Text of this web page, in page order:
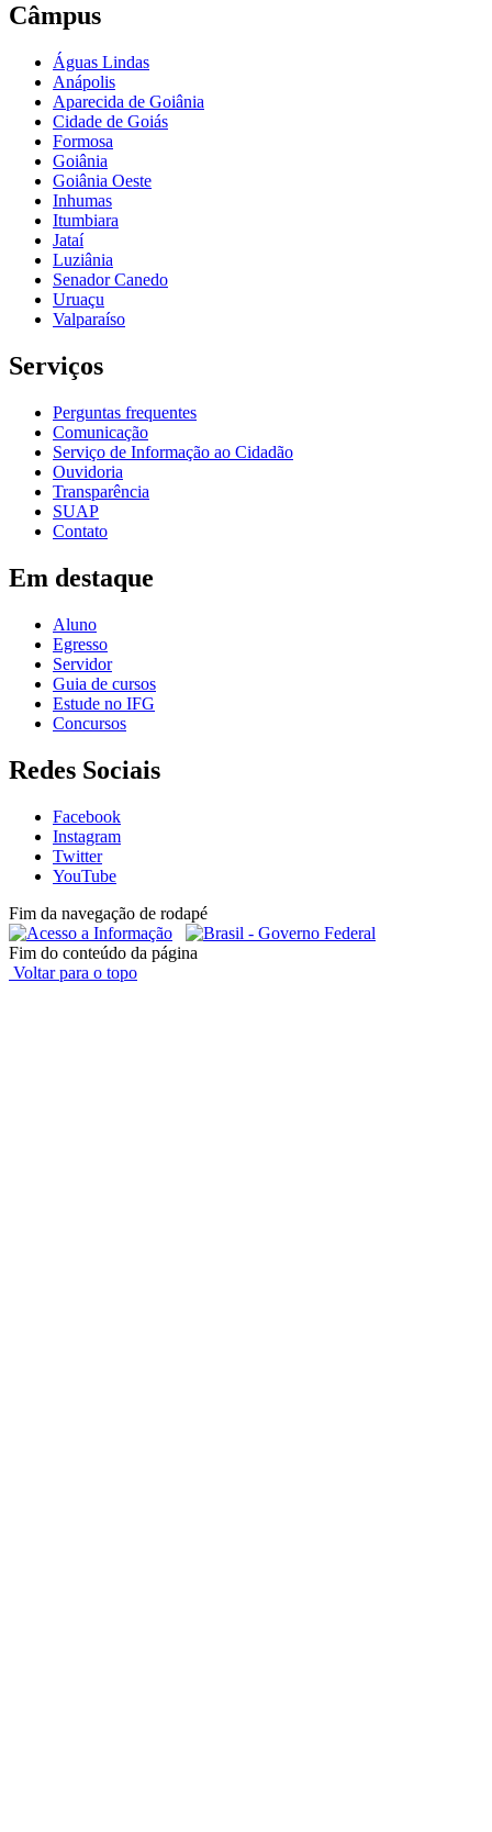
Câmpus
Águas Lindas
Anápolis
Aparecida de Goiânia
Cidade de Goiás
Formosa
Goiânia
Goiânia Oeste
Inhumas
Itumbiara
Jataí
Luziânia
Senador Canedo
Uruaçu
Valparaíso
Serviços
Perguntas frequentes
Comunicação
Serviço de Informação ao Cidadão
Ouvidoria
Transparência
SUAP
Contato
Em destaque
Aluno
Egresso
Servidor
Guia de cursos
Estude no IFG
Concursos
Redes Sociais
Facebook
Instagram
Twitter
YouTube
Fim da navegação de rodapé
Fim do conteúdo da página
Voltar para o topo